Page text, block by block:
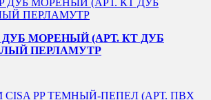
ДУБ МОРЕНЫЙ (АРТ. КТ ДУБ
ПЕРЛАМУТР